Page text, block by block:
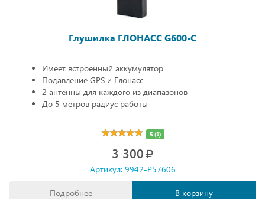
Глушилка ГЛОНАСС G600-C
Имеет встроенный аккумулятор
Подавление GPS и Глонасс
2 антенны для каждого из диапазонов
До 5 метров радиус работы
5 (1)
3 300
Артикул: 9942-P57606
Подробнее В корзину